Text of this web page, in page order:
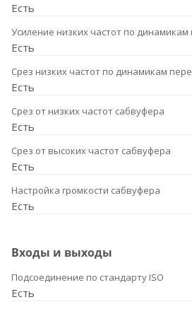
Есть
Усиление низких частот по
Есть
Срез низких частот по динамикам
Есть
Срез от низких частот сабвуфера
Есть
Срез от высоких частот сабвуфера
Есть
Настройка громкости сабвуфера
Есть
Входы и выходы
Подсоединение по стандарту ISO
Есть